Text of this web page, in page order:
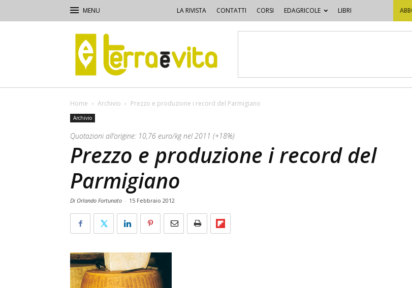
LA RIVISTA CONTATTI CORSI EDAGRICOLE LIBRI
Terra
e
Vita
Home Archivio Prezzo e produzione i record del Parmigiano
Archivio
Quotazioni all’origine: 10,76 euro/kg nel 2011 (+18%)
Prezzo e produzione i record del
Parmigiano
Di Orlando Fortunato - 15 Febbraio 2012